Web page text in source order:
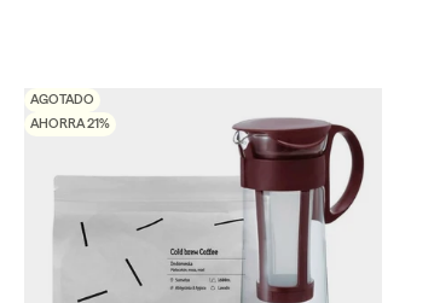
AGOTADO
AHORRA 21%